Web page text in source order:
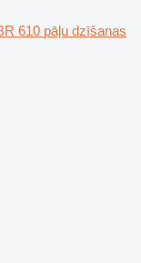
610 pāļu dzīšanas